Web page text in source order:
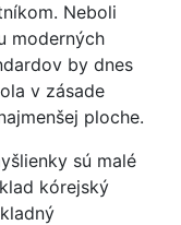
Neboli
moderných
by dnes
v zásade
ploche.
sú malé
kórejský